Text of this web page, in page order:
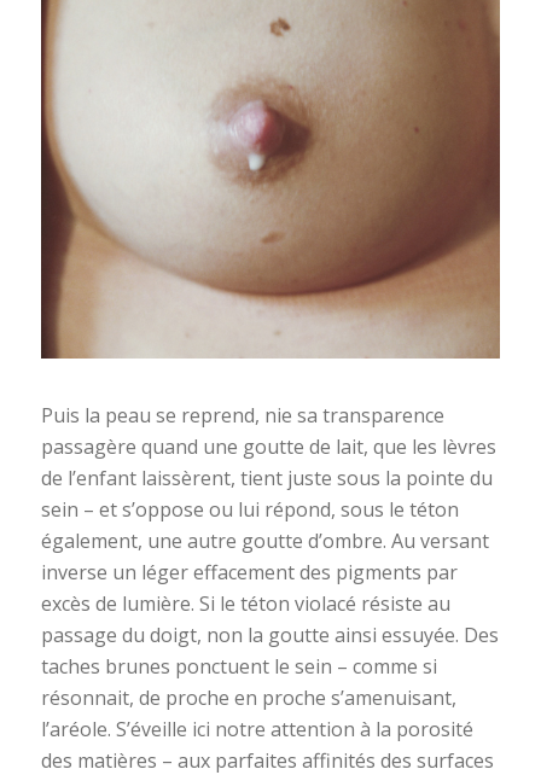
Puis la peau se reprend, nie sa transparence
passagère quand une goutte de lait, que les lèvres
de l’enfant laissèrent, tient juste sous la pointe du
sein – et s’oppose ou lui répond, sous le téton
également, une autre goutte d’ombre. Au versant
inverse un léger effacement des pigments par
excès de lumière. Si le téton violacé résiste au
passage du doigt, non la goutte ainsi essuyée. Des
taches brunes ponctuent le sein – comme si
résonnait, de proche en proche s’amenuisant,
l’aréole. S’éveille ici notre attention à la porosité
des matières – aux parfaites affinités des surfaces